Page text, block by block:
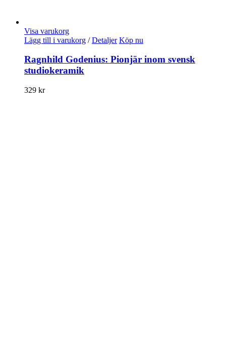
Visa varukorg
Lägg till i varukorg / Detaljer Köp nu
Ragnhild Godenius: Pionjär inom svensk
studiokeramik
329 kr